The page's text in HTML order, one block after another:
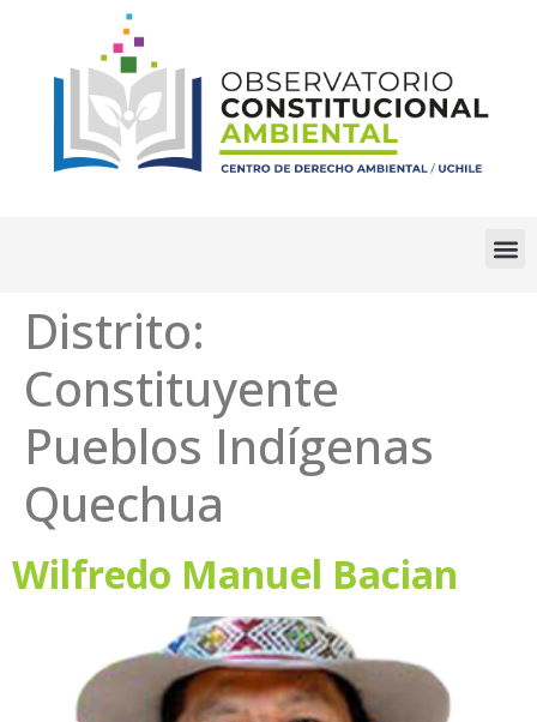
Distrito:
Constituyente
Pueblos Indígenas
Quechua
Wilfredo Manuel Bacian